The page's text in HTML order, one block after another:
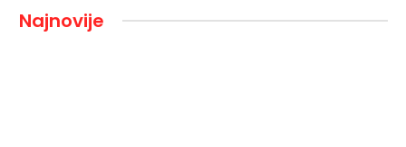
Najnovije